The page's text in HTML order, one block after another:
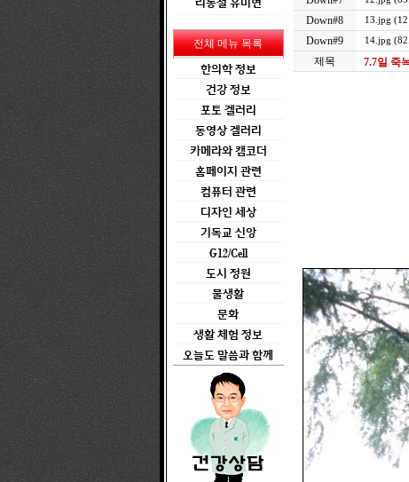
리동철 유미현
전체 메뉴 목록
한의학 정보
건강 정보
포토 겔러리
동영상 겔러리
카메라와 캠코더
홈페이지 관련
컴퓨터 관련
디자인 세상
기독교 신앙
G12/Cell
도시 정원
물생활
문화
생활 체험 정보
오늘도 말씀과 함께
Down#8 13.jpg
Down#9 14.jpg
제목 7.7일 죽